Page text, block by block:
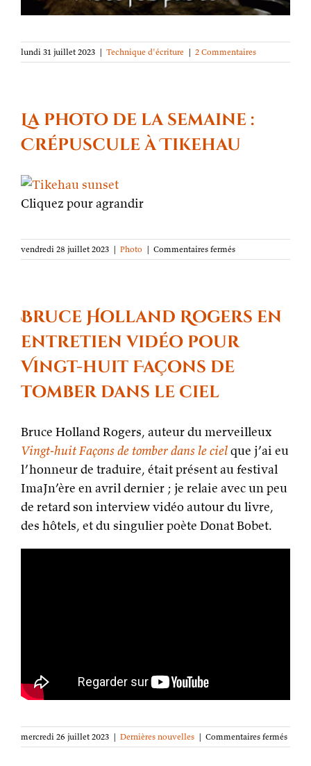
lundi 31 juillet 2023 | Technique d'écriture | 2 Commentaires
La photo de la semaine :
Crépuscule à Tikehau
Cliquez pour agrandir
vendredi 28 juillet 2023 | Photo | Commentaires ferméssur
La
semaine :
Crépuscule
à
Tikehau
Bruce Holland Rogers en
entretien vidéo pour
Vingt-huit Façons de
tomber dans le ciel
Bruce Holland Rogers, auteur du merveilleux
Vingt-huit Façons de tomber dans le cielque j’ai eu
l’honneur de traduire, était présent au festival
ImaJn’ère en avril dernier ; je relaie avec un peu
de retard son interview vidéo autour du livre,
des hôtels, et du singulier poète Donat Bobet.
mercredi 26 juillet 2023 | Dernières nouvelles | Commentaires ferméssur
Bruce